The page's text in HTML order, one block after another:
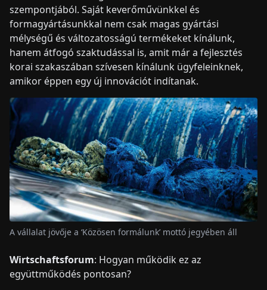
szempontjából. Saját keverőművünkkel és
formagyártásunkkal nem csak magas gyártási
mélységű és változatosságú termékeket kínálunk,
hanem átfogó szaktudással is, amit már a fejlesztés
korai szakaszában szívesen kínálunk ügyfeleinknek,
amikor éppen egy új innovációt indítanak.
A vállalat jövője a ‘Közösen formálunk’ mottó jegyében áll
Wirtschaftsforum: Hogyan működik ez az
együttműködés pontosan?